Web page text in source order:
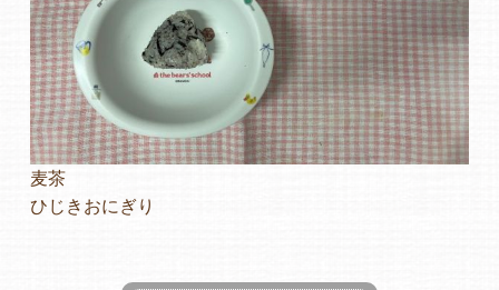
ヒーローズにしのみや保育園
ヒーローズ旭保育園
キッズ１ハート旭保育所
園の様子
お知らせ
麦茶
ひじきおにぎり